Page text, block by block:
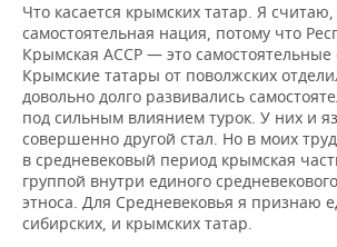
Что касается крымских татар. Я считаю,
самостоятельная нация, потому что
Крымская АССР — это самостоятельные
Крымские татары от поволжских
довольно долго развивались
под сильным влиянием турок. У них и
совершенно другой стал. Но в моих
в средневековый период крымская
группой внутри единого
этноса. Для Средневековья я признаю
сибирских, и крымских татар.